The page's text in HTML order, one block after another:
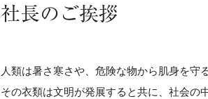
社長のご挨拶
人類は暑さ寒さや、危険な物から肌身を
その衣類は文明が発展すると共に、社会の